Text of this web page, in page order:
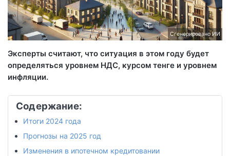
Сгенерировано ИИ
Эксперты считают, что ситуация в этом году будет
определяться уровнем НДС, курсом тенге и уровнем
инфляции.
Содержание:
Итоги 2024 года
Прогнозы на 2025 год
Изменения в ипотечном кредитовании